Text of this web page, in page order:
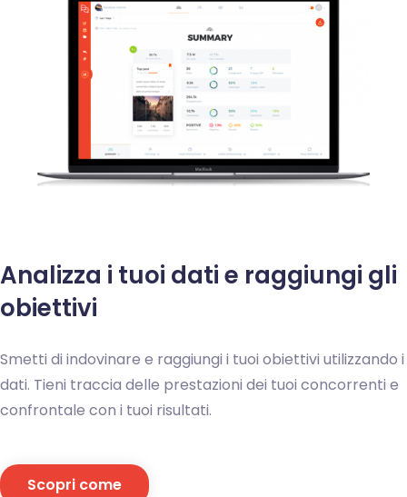
Analizza i tuoi dati e raggiungi gli
obiettivi
Smetti di indovinare e raggiungi i tuoi obiettivi utilizzando i
dati. Tieni traccia delle prestazioni dei tuoi concorrenti e
confrontale con i tuoi risultati.
Scopri come